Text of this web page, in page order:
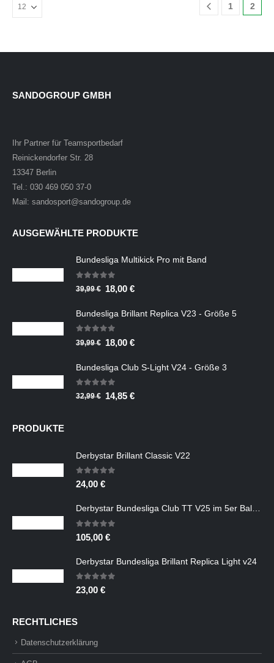
1 2
SANDOGROUP GMBH
Ihr Partner für Teamsportbedarf
Reinickendorfer Str. 28
13347 Berlin
Tel.: 030 469 050 37-0
Mail: sandosport@sandogroup.de
AUSGEWÄHLTE PRODUKTE
Bundesliga Multikick Pro mit Band
0out of 5
39,99€ Ursprünglicher
war:
39,99 €
18,00 €Aktueller
ist:
Bundesliga Brillant Replica V23 - Größe 5
out of 5
39,99€ Ursprünglicher
war:
39,99 €
18,00 €Aktueller
ist:
Bundesliga Club S-Light V24 - Größe 3
0out of 5
32,99€ Ursprünglicher
14,85 €Aktueller
PRODUKTE
Derbystar Brillant Classic V22
0 out of 5
24,00 €
0 out of 5
105,00 €
Derbystar Bundesliga Brillant Replica Light v24
0out of 5
23,00 €
RECHTLICHES
Datenschutzerklärung